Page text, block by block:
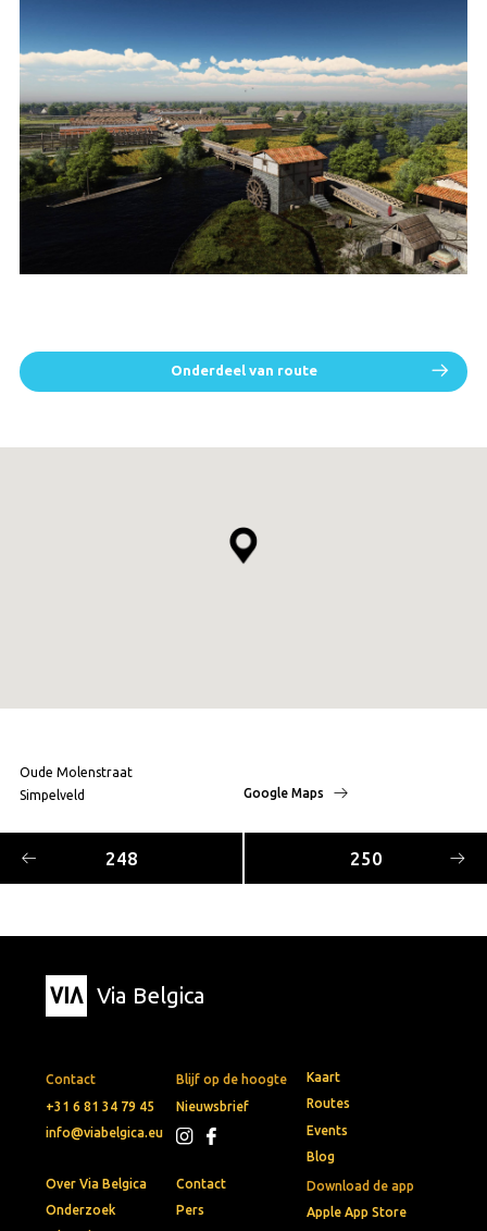
Onderdeel van route
Oude Molenstraat
Simpelveld
Google Maps
248 250
Via Belgica
Contact
+31 6 81 34 79 45
info@viabelgica.eu
Blijf op de hoogte
Nieuwsbrief
Download de app
Apple App Store
Kaart
Routes
Events
Blog
Over Via Belgica
Onderzoek
Contact
Pers